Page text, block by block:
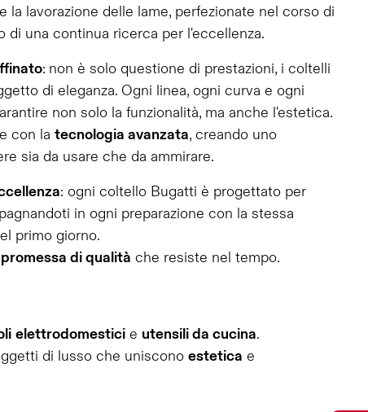
la lavorazione delle lame, perfezionate nel corso di
di una continua ricerca per l'eccellenza.
: non è solo questione di prestazioni, i coltelli
di eleganza. Ogni linea, ogni curva e ogni
non solo la funzionalità, ma anche l'estetica.
con la tecnologia avanzata, creando uno
sia da usare che da ammirare.
: ogni coltello Bugatti è progettato per
in ogni preparazione con la stessa
primo giorno.
promessa di qualità che resiste nel tempo.
elettrodomestici e utensili da cucina.
di lusso che uniscono estetica e